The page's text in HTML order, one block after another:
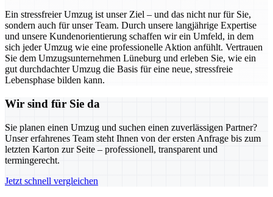
Ein stressfreier Umzug ist unser Ziel – und das nicht nur für Sie,
sondern auch für unser Team. Durch unsere langjährige Expertise
und unsere Kundenorientierung schaffen wir ein Umfeld, in dem
sich jeder Umzug wie eine professionelle Aktion anfühlt. Vertrauen
Sie dem Umzugsunternehmen Lüneburg und erleben Sie, wie ein
gut durchdachter Umzug die Basis für eine neue, stressfreie
Lebensphase bilden kann.
Wir sind für Sie da
Sie planen einen Umzug und suchen einen zuverlässigen Partner?
Unser erfahrenes Team steht Ihnen von der ersten Anfrage bis zum
letzten Karton zur Seite – professionell, transparent und
termingerecht.
Jetzt schnell vergleichen